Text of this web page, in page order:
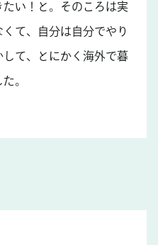
い！と。そのころは実
て、自分は自分でやり
て、とにかく海外で暮
。